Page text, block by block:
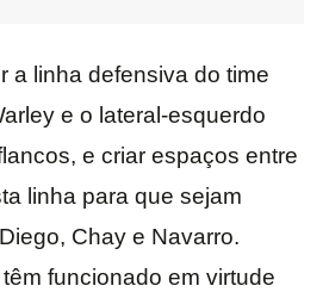
a linha defensiva do time
e o lateral-esquerdo
e criar espaços entre
linha para que sejam
Chay e Navarro.
funcionado em virtude